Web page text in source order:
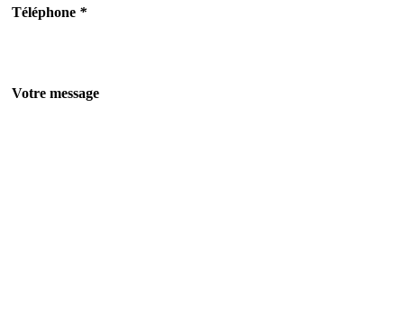
Téléphone *
Votre message